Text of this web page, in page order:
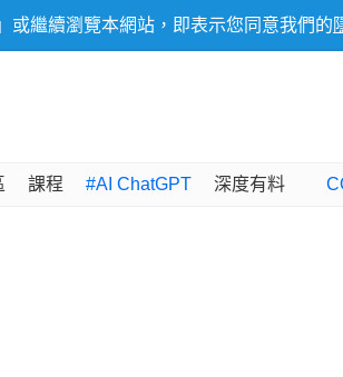
或繼續瀏覽本網站，即表示您同意我們的
課程 #AI ChatGPT 深度有料